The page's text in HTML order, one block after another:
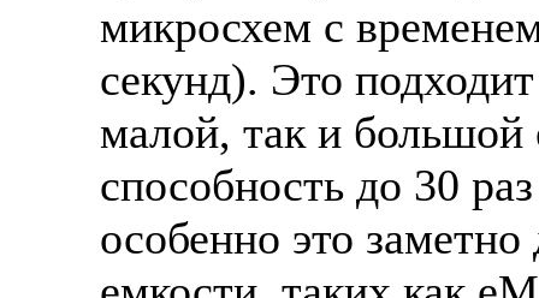
микросхем с
секунд). Это
малой, так и большой
способность до 30
особенно это